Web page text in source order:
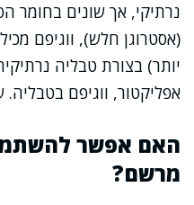
נרתיקי, אך שונים בחומר
(אסטרוגן חלש), ווגיפם
יותר) בצורת טבליה
אפליקטור, ווגיפם
האם אפשר
מרשם?